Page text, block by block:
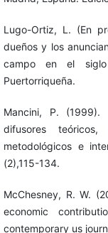
Lugo-Ortiz, L. (En
dueños y los
campo en el
Puertorriqueña.
Mancini, P. (1999).
difusores teóricos,
metodológicos e
(2),115-134.
McChesney, R. W.
economic
contemporary us